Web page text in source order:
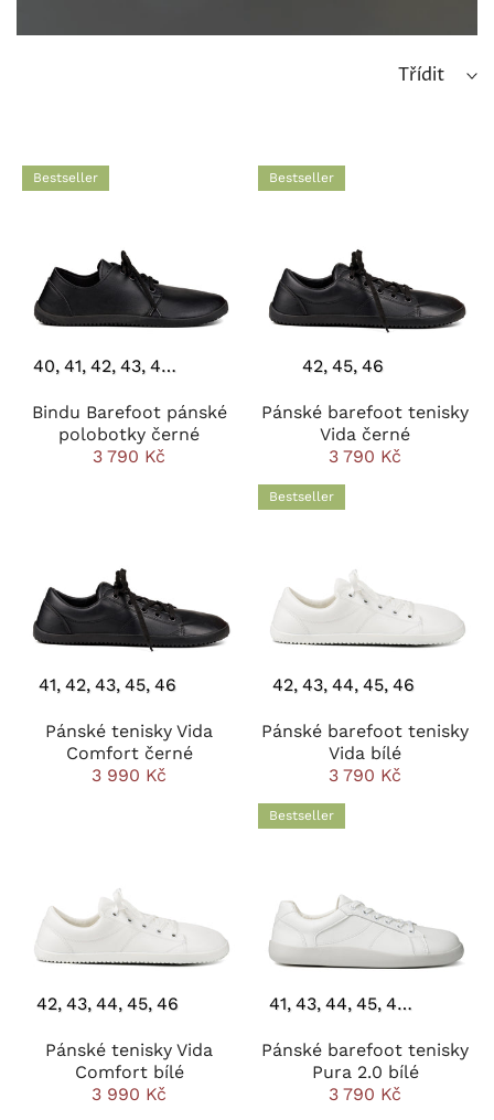
Třídit
Bestseller
40 41 42 43 44
Bindu Barefoot pánské
polobotky černé
3 790 Kč
Bestseller
42 45 46
Pánské barefoot tenisky
Vida černé
3 790 Kč
41 42 43 45 46
Pánské tenisky Vida
Comfort černé
3 990 Kč
Bestseller
42 43 44 45 46
Pánské barefoot tenisky
Vida bílé
3 790 Kč
42 43 44 45 46
Pánské tenisky Vida
Comfort bílé
3 990 Kč
Bestseller
41 43 44 45 46
Pánské barefoot tenisky
Pura 2.0 bílé
3 790 Kč